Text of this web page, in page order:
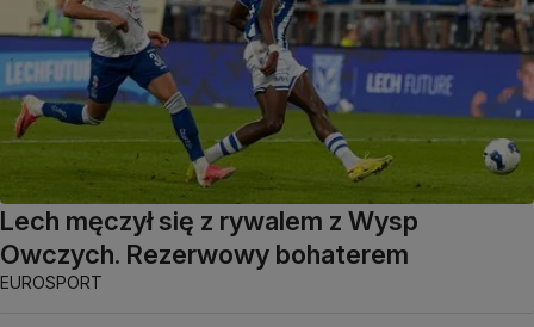
Lech męczył się z rywalem z Wysp
Owczych. Rezerwowy bohaterem
EUROSPORT